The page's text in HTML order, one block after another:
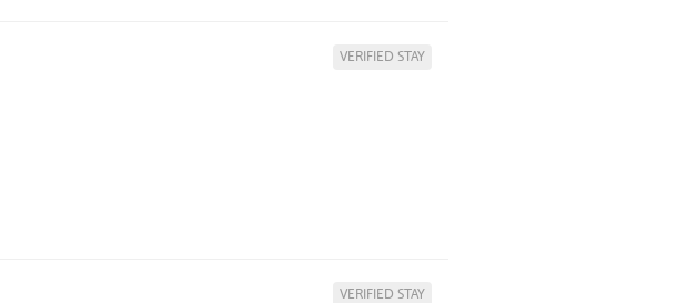
VERIFIED STAY
VERIFIED STAY